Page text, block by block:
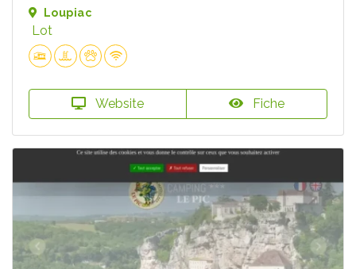
Loupiac
Lot
Website Fiche